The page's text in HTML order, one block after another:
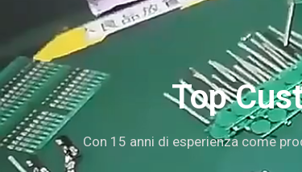
Top
Con 15 anni di esperienza come